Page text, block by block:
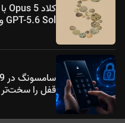
GPT-5.6 Sol و Fable 5 را شکست
قفل را سخت‌تر